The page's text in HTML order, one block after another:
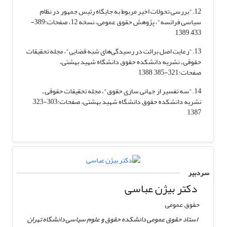
12."بررسی تحولات اخیر مربوط به جایگاه رئیس جمهور در نظام
سیاسی فرانسه"، پژوهش حقوق عمومی، نسخه 12، صفحات:389-
433, 1389
13."رعایت اصل برائت در رسیدگی‌های شبه قضایی"، مجله تحقیقات
حقوقی ـ نشریه دانشکده حقوق دانشگاه شهید بهشتی،
صفحات:321-385, 1388
14."سه تفسیر از جهانی سازی حقوق"، مجله تحقیقات حقوقی ـ
نشریه دانشکده حقوق دانشگاه شهید بهشتی، صفحات:303-323,
1387
سردبیر
دکتر بیژن عباسی
حقوق عمومی
استاد حقوق عمومی دانشکده حقوق و علوم سیاسی دانشگاه تهران